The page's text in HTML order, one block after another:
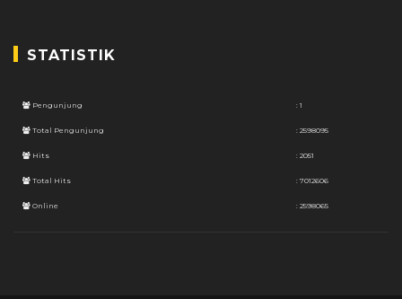
STATISTIK
Pengunjung : 1
Total Pengunjung : 2598095
Hits : 2051
Total Hits : 7012606
Online : 2598065